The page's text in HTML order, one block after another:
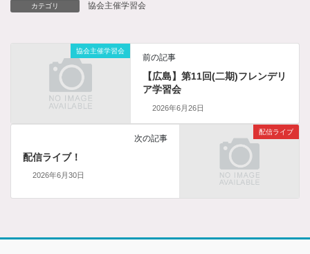
カテゴリ 協会主催学習会
協会主催学習会
前の記事
【広島】第11回(二期)フレンデリ
ア学習会
2026年6月26日
配信ライブ
次の記事
配信ライブ！
2026年6月30日